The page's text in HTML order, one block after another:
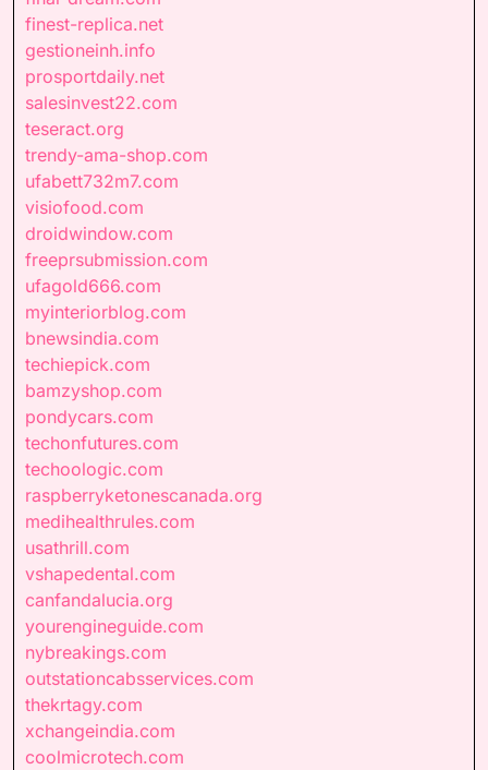
finest-replica.net
gestioneinh.info
prosportdaily.net
salesinvest22.com
teseract.org
trendy-ama-shop.com
ufabett732m7.com
visiofood.com
droidwindow.com
freeprsubmission.com
ufagold666.com
myinteriorblog.com
bnewsindia.com
techiepick.com
bamzyshop.com
pondycars.com
techonfutures.com
techoologic.com
raspberryketonescanada.org
medihealthrules.com
usathrill.com
vshapedental.com
canfandalucia.org
yourengineguide.com
nybreakings.com
outstationcabsservices.com
thekrtagy.com
xchangeindia.com
coolmicrotech.com